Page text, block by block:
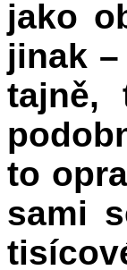
jako
jinak
tajně,
to
sami